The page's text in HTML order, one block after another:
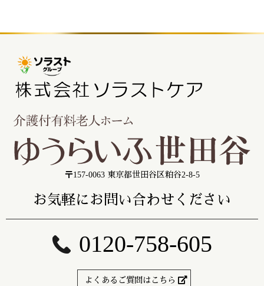
〒157-0063 東京都世田谷区粕谷2-8-5
お気軽にお問い合わせください
0120-758-605
よくあるご質問はこちら